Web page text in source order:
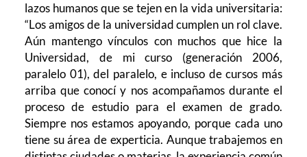
lazos humanos que se tejen en la vida universitaria:
“Los amigos de la universidad cumplen un rol clave.
Aún mantengo vínculos con muchos que hice la
Universidad, de mi curso (generación 2006,
paralelo 01), del paralelo, e incluso de cursos más
arriba que conocí y nos acompañamos durante el
proceso de estudio para el examen de grado.
Siempre nos estamos apoyando, porque cada uno
tiene su área de experticia. Aunque trabajemos en